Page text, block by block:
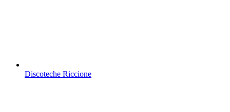
Discoteche Riccione